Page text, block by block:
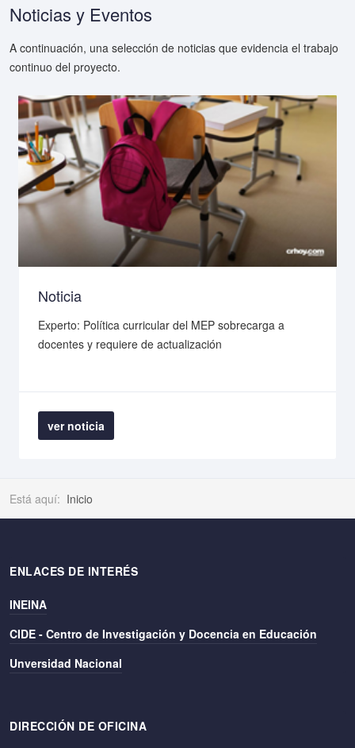
Noticias y Eventos
A continuación, una selección de noticias que evidencia el trabajo
continuo del proyecto.
Noticia
Experto: Política curricular del MEP sobrecarga a
docentes y requiere de actualización
ver noticia
Está aquí: Inicio
ENLACES DE INTERÉS
INEINA
CIDE - Centro de Investigación y Docencia en Educación
Unversidad Nacional
DIRECCIÓN DE OFICINA